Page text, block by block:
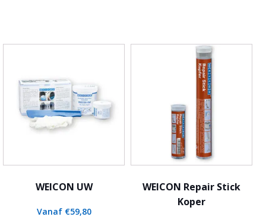
WEICON UW
Vanaf €59,80
heeft
meerdere
variaties.
gekozen
worden
WEICON Repair Stick
Koper
gekozen
worden